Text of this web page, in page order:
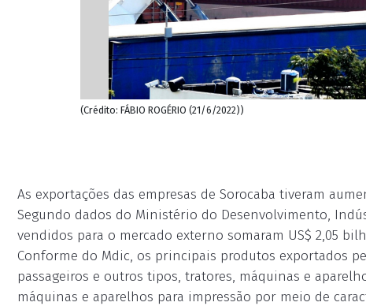
(Crédito: FÁBIO ROGÉRIO (21/6/2022))
As exportações das empresas de Sorocaba tiveram
Segundo dados do Ministério do Desenvolvimento,
vendidos para o mercado externo somaram US$ 2,05
Conforme do Mdic, os principais produtos exportados
passageiros e outros tipos, tratores, máquinas e
máquinas e aparelhos para impressão por meio de